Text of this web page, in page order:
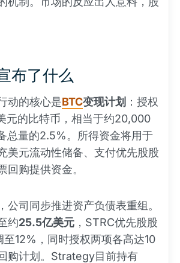
布了什么
动的核心是BTC变现计划 ：授权
元的比特币，相当于约20,000
总量的2.5%。所得资金将用于
美元流动性储备、支付优先股股
回购提供资金。
公司同步推进资产负债表重组。
约25.5亿美元 ，STRC优先股股
至12%，同时授权两项各高达10
购计划。Strategy目前持有